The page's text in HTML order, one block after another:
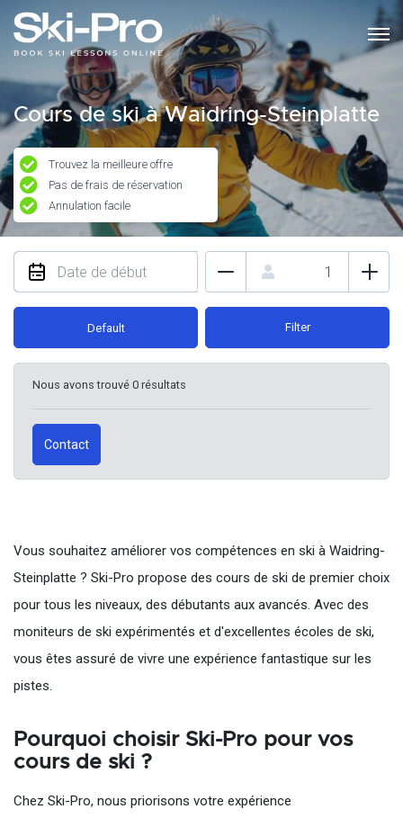
Cours de ski à Waidring-Steinplatte
Trouvez la meilleure offre
Pas de frais de réservation
Annulation facile
Default Filter
Nous avons trouvé 0 résultats
Contact
Vous souhaitez améliorer vos compétences en ski à Waidring-
Steinplatte ? Ski-Pro propose des cours de ski de premier choix
pour tous les niveaux, des débutants aux avancés. Avec des
moniteurs de ski expérimentés et d'excellentes écoles de ski,
vous êtes assuré de vivre une expérience fantastique sur les
pistes.
Pourquoi choisir Ski-Pro pour vos
cours de ski ?
Chez Ski-Pro, nous priorisons votre expérience